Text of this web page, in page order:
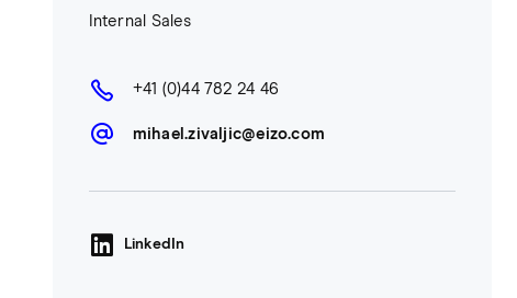
Internal Sales
+41 (0)44 782 24 46
mihael.zivaljic@eizo.com
LinkedIn